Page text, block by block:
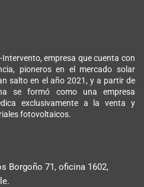
Intervento, empresa que cuenta con
pioneros en el mercado solar
salto en el año 2021, y a partir de
se formó como una empresa
exclusivamente a la venta y
fotovoltaicos.
Borgoño 71, oficina 1602,